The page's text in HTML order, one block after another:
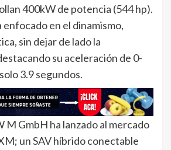
400kW de potencia (544 hp).
enfocado en el dinamismo,
sin dejar de lado la
su aceleración de 0-
3.9 segundos.
M GmbH ha lanzado al mercado
un SAV híbrido conectable